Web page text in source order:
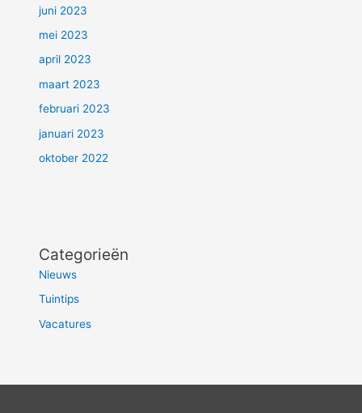
juni 2023
mei 2023
april 2023
maart 2023
februari 2023
januari 2023
oktober 2022
Categorieën
Nieuws
Tuintips
Vacatures